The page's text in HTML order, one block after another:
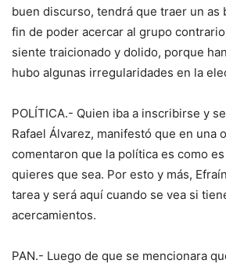
buen discurso, tendrá que traer un as
fin de poder acercar al grupo
siente traicionado y dolido, porque
hubo algunas irregularidades en la
POLÍTICA.- Quien iba a inscribirse y
Rafael Álvarez, manifestó que en una
comentaron que la política es como
quieres que sea. Por esto y más,
tarea y será aquí cuando se vea si
acercamientos.
PAN.- Luego de que se mencionara